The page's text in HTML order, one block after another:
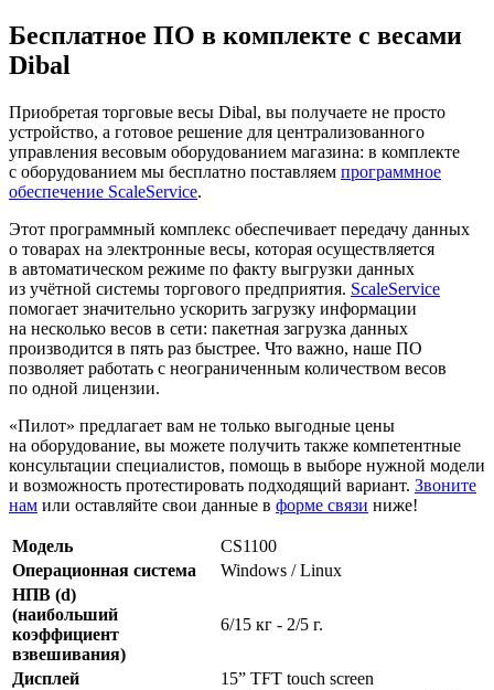
Бесплатное ПО в комплекте с весами
Dibal
Приобретая торговые весы Dibal, вы получаете не просто
устройство, а готовое решение для централизованного
управления весовым оборудованием магазина: в комплекте
с оборудованием мы бесплатно поставляем программное
обеспечение ScaleService.
Этот программный комплекс обеспечивает передачу данных
о товарах на электронные весы, которая осуществляется
в автоматическом режиме по факту выгрузки данных
из учётной системы торгового предприятия. ScaleService
помогает значительно ускорить загрузку информации
на несколько весов в сети: пакетная загрузка данных
производится в пять раз быстрее. Что важно, наше ПО
позволяет работать с неограниченным количеством весов
по одной лицензии.
«Пилот» предлагает вам не только выгодные цены
на оборудование, вы можете получить также компетентные
консультации специалистов, помощь в выборе нужной модели
и возможность протестировать подходящий вариант. Звоните
нам или оставляйте свои данные в форме связи ниже!
Модель
CS1100
Операционная система
Windows / Linux
НПВ (d)
(наибольший
коэффициент
взвешивания)
6/15 кг - 2/5 г.
Дисплей
15” TFT touch screen